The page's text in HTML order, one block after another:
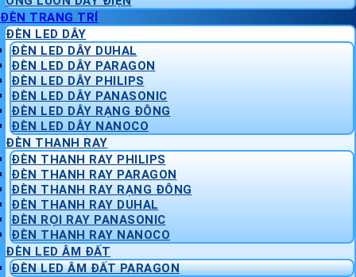
ĐÈN TRANG TRÍ
ĐÈN LED DÂY
ĐÈN LED DÂY DUHAL
ĐÈN LED DÂY PARAGON
ĐÈN LED DÂY PHILIPS
ĐÈN LED DÂY PANASONIC
ĐÈN LED DÂY RẠNG ĐÔNG
ĐÈN LED DÂY NANOCO
ĐÈN THANH RAY
ĐÈN THANH RAY PHILIPS
ĐÈN THANH RAY PARAGON
ĐÈN THANH RAY RẠNG ĐÔNG
ĐÈN THANH RAY DUHAL
ĐÈN RỌI RAY PANASONIC
ĐÈN THANH RAY NANOCO
ĐÈN LED ÂM ĐẤT
ĐÈN LED ÂM ĐẤT PARAGON